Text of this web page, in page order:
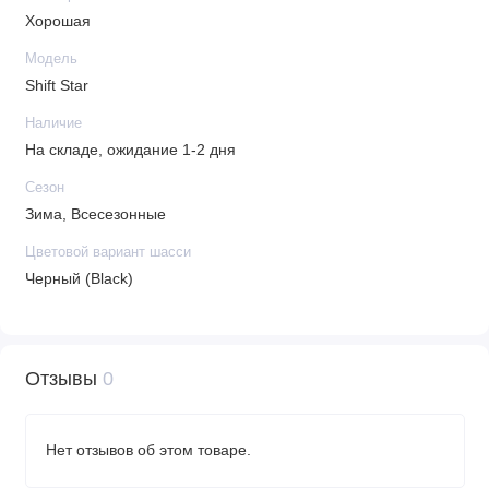
Хорошая
Модель
Shift Star
Наличие
На складе, ожидание 1-2 дня
Сезон
Зима, Всесезонные
Цветовой вариант шасси
Черный (Black)
Отзывы 0
Нет отзывов об этом товаре.